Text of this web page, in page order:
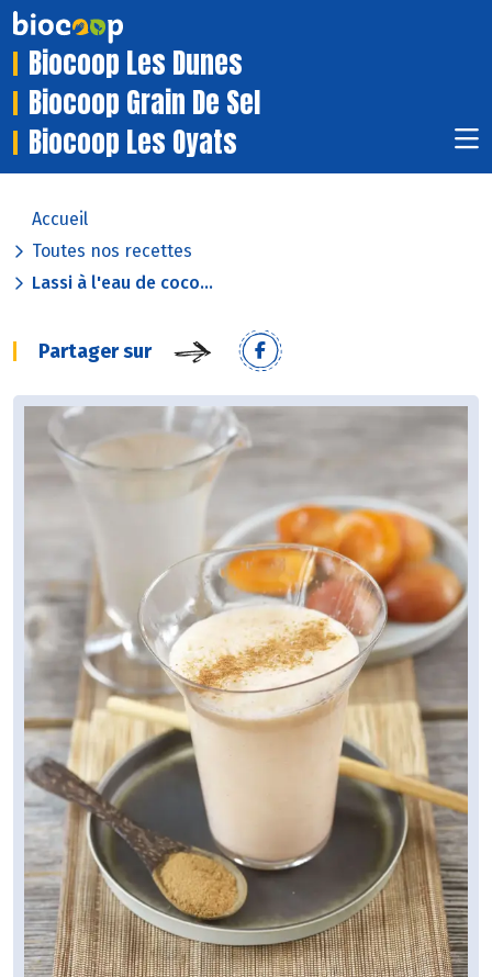
Biocoop Les Dunes
Biocoop Grain De Sel
Biocoop Les Oyats
Accueil
Toutes nos recettes
Lassi à l'eau de coco...
Partager sur